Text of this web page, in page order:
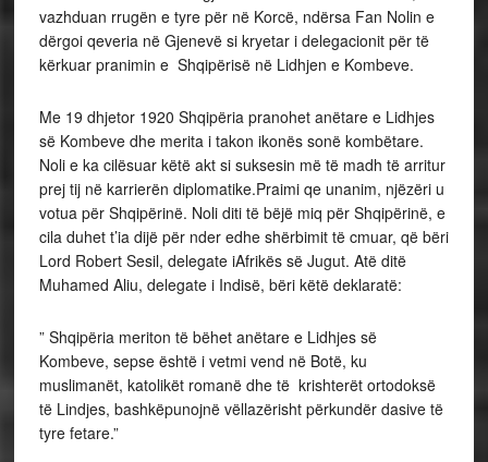
vazhduan rrugën e tyre për në Korcë, ndërsa Fan Nolin e
dërgoi qeveria në Gjenevë si kryetar i delegacionit për të
kërkuar pranimin e Shqipërisë në Lidhjen e Kombeve.
Me 19 dhjetor 1920 Shqipëria pranohet anëtare e Lidhjes
së Kombeve dhe merita i takon ikonës sonë kombëtare.
Noli e ka cilësuar këtë akt si suksesin më të madh të arritur
prej tij në karrierën diplomatike.Praimi qe unanim, njëzëri u
votua për Shqipërinë. Noli diti të bëjë miq për Shqipërinë, e
cila duhet t’ia dijë për nder edhe shërbimit të cmuar, që bëri
Lord Robert Sesil, delegate iAfrikës së Jugut. Atë ditë
Muhamed Aliu, delegate i Indisë, bëri këtë deklaratë:
” Shqipëria meriton të bëhet anëtare e Lidhjes së
Kombeve, sepse është i vetmi vend në Botë, ku
muslimanët, katolikët romanë dhe të krishterët ortodoksë
të Lindjes, bashkëpunojnë vëllazërisht përkundër dasive të
tyre fetare.”